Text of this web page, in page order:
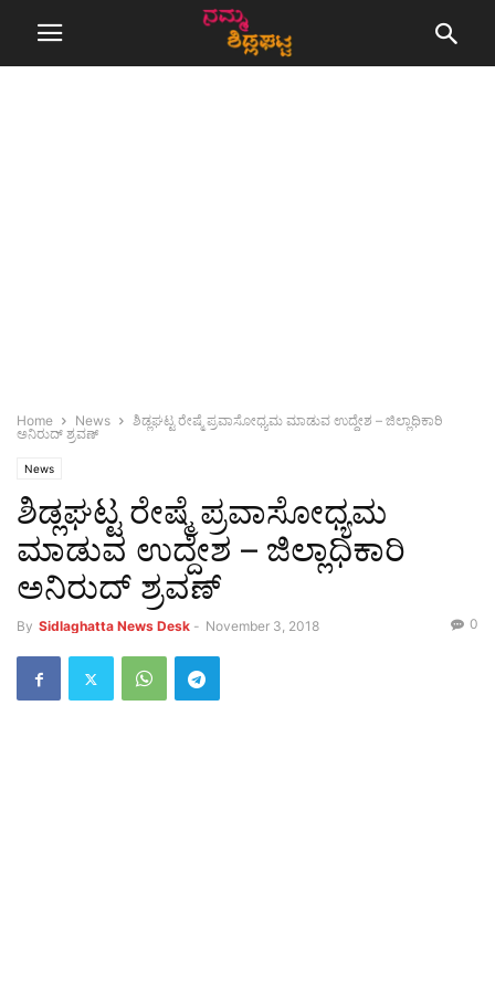
Home News
ಶಿಡ್ಲಘಟ್ಟ ರೇಷ್ಮೆ ಪ್ರವಾಸೋಧ್ಯಮ ಮಾಡುವ ಉದ್ದೇಶ – ಜಿಲ್ಲಾಧಿಕಾರಿ
ಅನಿರುದ್ ಶ್ರವಣ್
News
ಶಿಡ್ಲಘಟ್ಟ ರೇಷ್ಮೆ ಪ್ರವಾಸೋಧ್ಯಮ
ಮಾಡುವ ಉದ್ದೇಶ – ಜಿಲ್ಲಾಧಿಕಾರಿ
ಅನಿರುದ್ ಶ್ರವಣ್
By Sidlaghatta News Desk - November 3, 2018 0